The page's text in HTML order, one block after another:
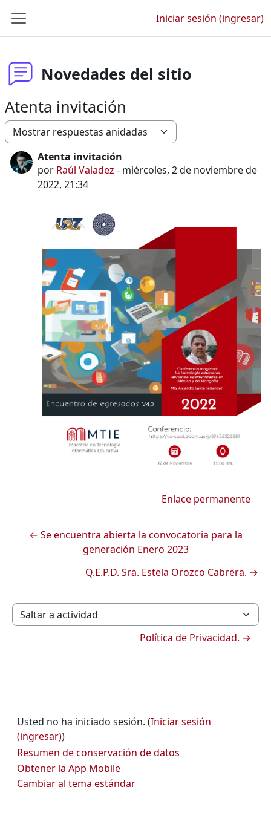
Pánel lateral
Iniciar sesión (ingresar)
Novedades del sitio
Atenta invitación
Modo de visualización
Atenta invitación
por Raúl Valadez - miércoles, 2 de noviembre de
2022, 21:34
Número de respuestas: 0
Enlace permanente
← Se encuentra abierta la convocatoria para la
generación Enero 2023
Q.E.P.D. Sra. Estela Orozco Cabrera. →
Saltar a actividad
Política de Privacidad. →
Usted no ha iniciado sesión. (Iniciar sesión
(ingresar))
Resumen de conservación de datos
Obtener la App Mobile
Cambiar al tema estándar